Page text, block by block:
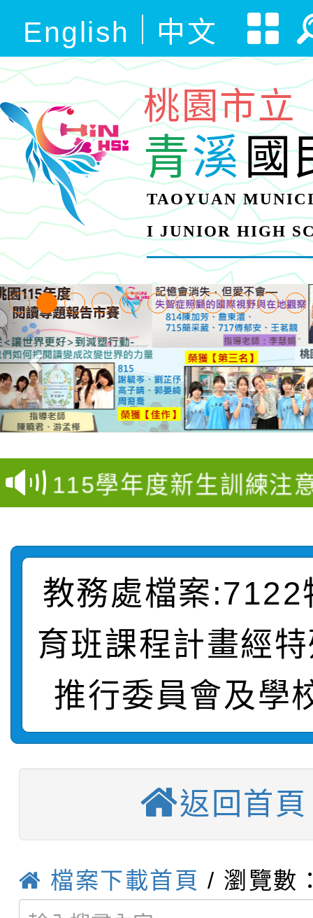
English 中文
桃園市立
青溪國
TAOYUAN
I JUNIOR HIGH
桃園市家庭教育中心「
程資訊」、「暑期親子
「祖孫樂淘桃」、「愛
站幸福系列講座及成長
報，惠請貴機關(學校)
宣導。
「校園短影音徵選活動
員」簡章及活動海報，
115學年度新生訓練注
結果
【甄選結果(第10招)】
學年度第1學期第7次代
結果(第10招)
【甄選結果(第2招)】
學年度第1學期第9次代
結果(第2招)
轉知：本市公務人員協
1次會員大會暨第7屆會
推動社區運動俱樂部營
計畫」1 份，請踴躍報
權責核予出席人員公(
桃園區第七屆教育盃羽
【甄選結果(第9招)】
學年度第1學期第7次
結果(第9招)
桃園市家庭教育中心
程資訊」、「暑期親子
「祖孫樂淘桃」、「愛
絕-親子共學同樂會」
「校園短影音徵選活動
員」簡章及活動海報，
踴躍報名參加
115學年度新生訓練注
115學年度新生補報到
教務處檔案:7122
育班課程計畫經
推行委員會及學
返回首頁
檔案下載首頁 / 瀏覽數